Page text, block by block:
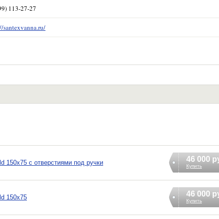
113-27-27
santexvanna.ru/
150x75 с отверстиями под ручки 46 000
Купить
150x75 46 000
Купить